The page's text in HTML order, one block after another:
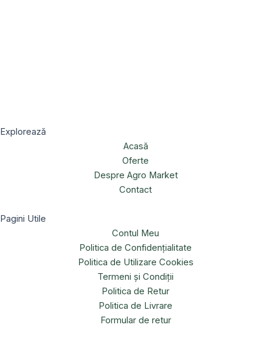
Explorează
Acasă
Oferte
Despre Agro Market
Contact
Pagini Utile
Contul Meu
Politica de Confidențialitate
Politica de Utilizare Cookies
Termeni și Condiții
Politica de Retur
Politica de Livrare
Formular de retur